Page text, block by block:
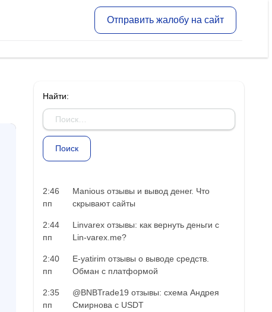
Отправить жалобу на сайт
Найти:
2:46
пп
Manious отзывы и вывод денег. Что
скрывают сайты
2:44
пп
Linvarex отзывы: как вернуть деньги с
Lin-varex.me?
2:40
пп
E-yatirim отзывы о выводе средств.
Обман с платформой
2:35
пп
@BNBTrade19 отзывы: схема Андрея
Смирнова с USDT